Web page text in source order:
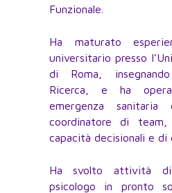
Funzionale.
Ha maturato
universitario presso
di Roma,
Ricerca, e ha
emergenza
coordinatore di team,
capacità decisionali e di
Ha svolto attività di
psicologo in pronto